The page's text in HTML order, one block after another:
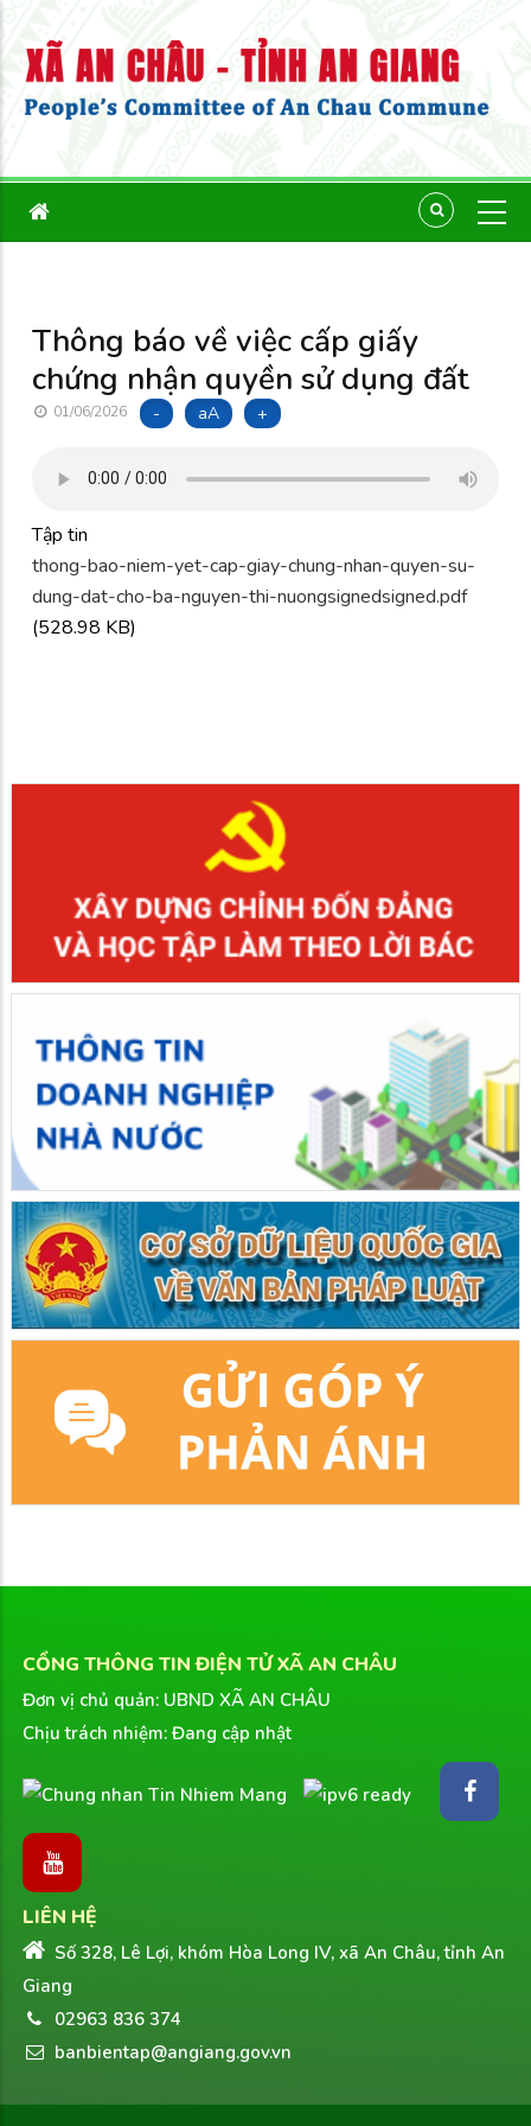
Thông báo về việc cấp giấy
chứng nhận quyền sử dụng đất
01/06/2026 - aA +
Tập tin
thong-bao-niem-yet-cap-giay-chung-nhan-quyen-su-
dung-dat-cho-ba-nguyen-thi-nuongsignedsigned.pdf
(528.98 KB)
CỔNG THÔNG TIN ĐIỆN TỬ XÃ AN CHÂU
Đơn vị chủ quản: UBND XÃ AN CHÂU
Chịu trách nhiệm: Đang cập nhật
LIÊN HỆ
Số 328, Lê Lợi, khóm Hòa Long IV, xã An Châu, tỉnh An
Giang
02963 836 374
banbientap@angiang.gov.vn